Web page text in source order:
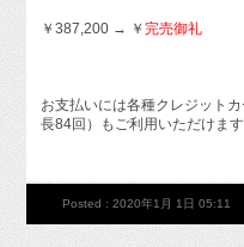
￥387,200 → ￥完売御礼
お支払いには各種クレジット
長84回）もご利用いただけます
Posted : 2020年1月 1日 05:11